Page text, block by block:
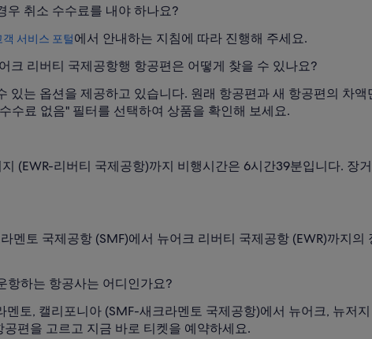
우 취소 수수료를 내야 하나요?
객 서비스 포털에서 안내하는 지침에 따라 진행해 주세요.
크 리버티 국제공항행 항공편은 어떻게 찾을 수 있나요?
는 옵션을 제공하고 있습니다. 원래 항공편과 새 항공편의 차
수료 없음" 필터를 선택하여 상품을 확인해 보세요.
(EWR-리버티 국제공항)까지 비행시간은 6시간39분입니다. 장
토 국제공항 (SMF)에서 뉴어크 리버티 국제공항 (EWR)까지의
항하는 항공사는 어디인가요?
토, 캘리포니아 (SMF-새크라멘토 국제공항)에서 뉴어크, 뉴저
편을 고르고 지금 바로 티켓을 예약하세요.